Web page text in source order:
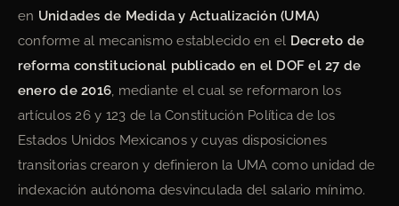
en Unidades de Medida y Actualización (UMA)
conforme al mecanismo establecido en el Decreto de
reforma constitucional publicado en el DOF el 27 de
enero de 2016, mediante el cual se reformaron los
artículos 26 y 123 de la Constitución Política de los
Estados Unidos Mexicanos y cuyas disposiciones
transitorias crearon y definieron la UMA como unidad de
indexación autónoma desvinculada del salario mínimo.